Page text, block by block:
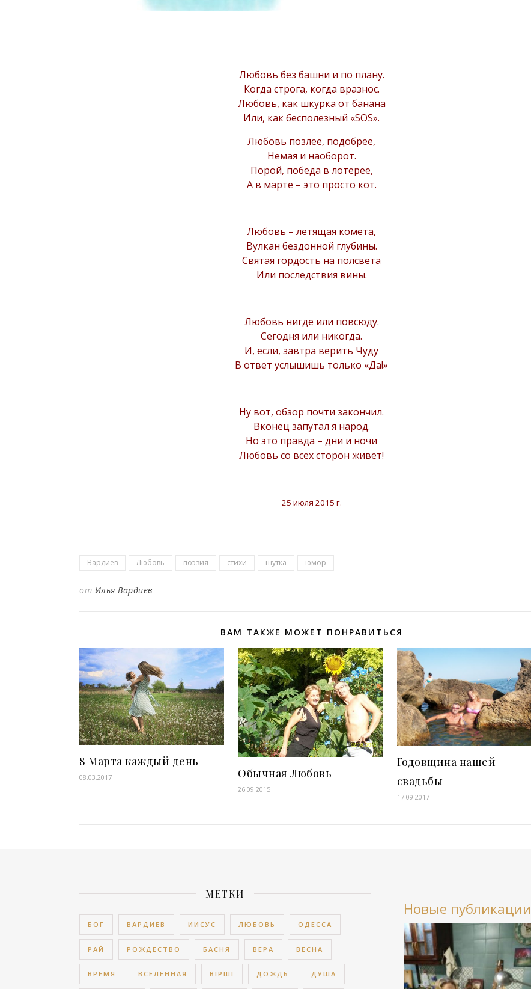
Любовь без башни и по плану.
Когда строга, когда вразнос.
Любовь, как шкурка от банана
Или, как бесполезный «SOS».
Любовь позлее, подобрее,
Немая и наоборот.
Порой, победа в лотерее,
А в марте – это просто кот.
Любовь – летящая комета,
Вулкан бездонной глубины.
Святая гордость на полсвета
Или последствия вины.
Любовь нигде или повсюду.
Сегодня или никогда.
И, если, завтра верить Чуду
В ответ услышишь только «Да!»
Ну вот, обзор почти закончил.
Вконец запутал я народ.
Но это правда – дни и ночи
Любовь со всех сторон живет!
25 июля 2015 г.
Вардиев Любовь поэзия стихи шутка юмор
от Илья Вардиев
ВАМ ТАКЖЕ МОЖЕТ ПОНРАВИТЬСЯ
8 Марта каждый день
08.03.2017 Обычная Любовь
26.09.2015
Годовщина нашей
свадьбы
17.09.2017
МЕТКИ
БОГ ВАРДИЕВ ИИСУС ЛЮБОВЬ ОДЕССА
РАЙ РОЖДЕСТВО БАСНЯ ВЕРА ВЕСНА
ВРЕМЯ ВСЕЛЕННАЯ ВІРШІ ДОЖДЬ ДУША
Новые публикации